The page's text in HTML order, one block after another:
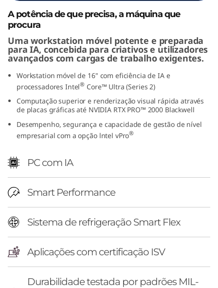
eA potência de que precisa, a máquina que
procura
Uma workstation móvel potente e preparada
para IA, concebida para criativos e utilizadores
avançados com cargas de trabalho exigentes.
Workstation móvel de 16" com eficiência de IA e
processadores Intel® Core™ Ultra (Series 2)
Computação superior e renderização visual rápida através
de placas gráficas até NVIDIA RTX PRO™ 2000 Blackwell
Desempenho, segurança e capacidade de gestão de nível
empresarial com a opção lntel vPro®
PC com IA
Smart Performance
Sistema de refrigeração Smart Flex
Aplicações com certificação ISV
Durabilidade testada por padrões MIL-